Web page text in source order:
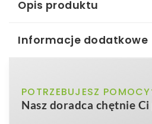
Opis produktu
gadżet outdoorowy, który
wytrzymałość i ogromny
Informacje dodatkowe
Kolor
beżowy
194x81cm
POTRZEBUJESZ
Nasz doradca chętnie